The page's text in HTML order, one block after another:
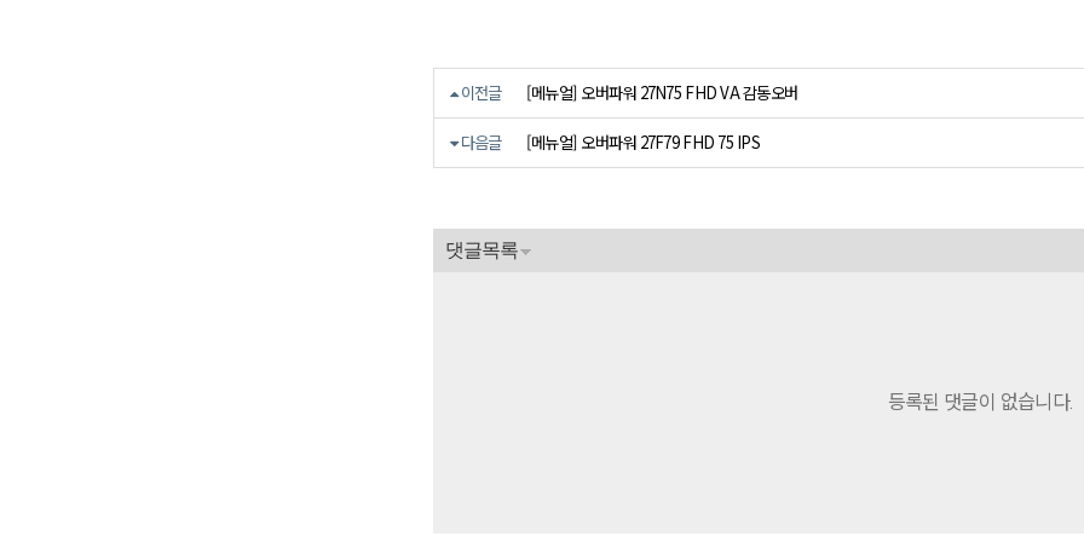
이전글 [메뉴얼] 오버파워 27N75 FHD VA 감동오버
다음글 [메뉴얼] 오버파워 27F79 FHD 75 IPS
댓글목록
등록된 댓글이 없습니다.